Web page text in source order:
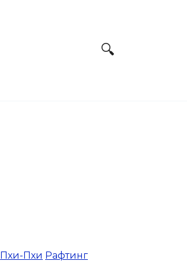
Пхи-Пхи Рафтинг